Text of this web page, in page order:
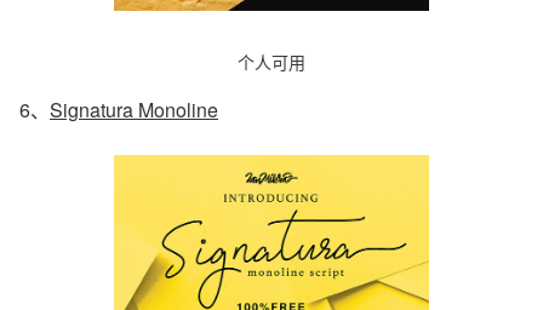
个人可用
6、 Signatura Monoline